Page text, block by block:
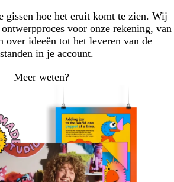
gissen hoe het eruit komt te zien. Wij
voor onze rekening, van
over ideeën tot het leveren van de
in je account.
Meer weten?